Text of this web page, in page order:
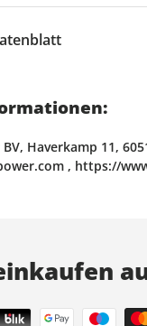
Haverkamp 11,
, https://